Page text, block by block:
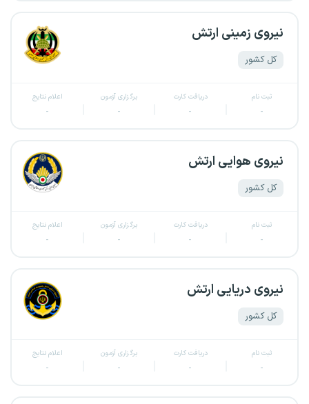
نیروی زمینی ارتش
کل کشور
ثبت نام
-
دریافت کارت
-
برگزاری آزمون
-
اعلام نتایج
-
نیروی هوایی ارتش
کل کشور
ثبت نام
-
دریافت کارت
-
برگزاری آزمون
-
اعلام نتایج
-
نیروی دریایی ارتش
کل کشور
ثبت نام
-
دریافت کارت
-
برگزاری آزمون
-
اعلام نتایج
-